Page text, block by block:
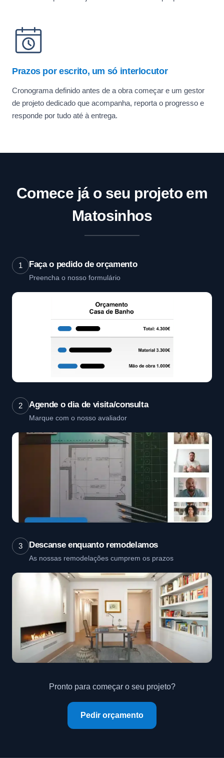
Prazos por escrito, um só interlocutor
Cronograma definido antes de a obra começar e um gestor
de projeto dedicado que acompanha, reporta o progresso e
responde por tudo até à entrega.
Comece já o seu projeto em
Matosinhos
1 Faça o pedido de orçamento
Preencha o nosso formulário
2 Agende o dia de visita/consulta
Marque com o nosso avaliador
3 Descanse enquanto remodelamos
As nossas remodelações cumprem os prazos
Pronto para começar o seu projeto?
Pedir orçamento